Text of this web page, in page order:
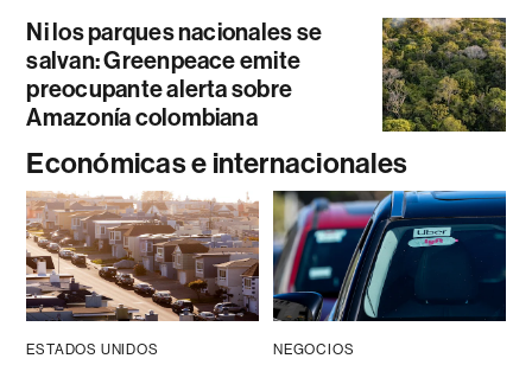
Ni los parques nacionales se
salvan: Greenpeace emite
preocupante alerta sobre
Amazonía colombiana
Económicas e internacionales
ESTADOS UNIDOS NEGOCIOS